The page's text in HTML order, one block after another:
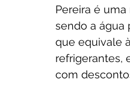
Pereira é
sendo a água
que equivale
refrigerantes,
com